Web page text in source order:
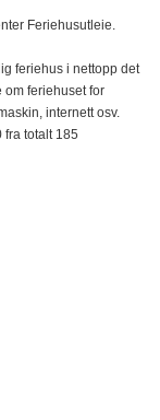
Feriehusutleie.
feriehus i nettopp det
om feriehuset for
internett osv.
fra totalt 185